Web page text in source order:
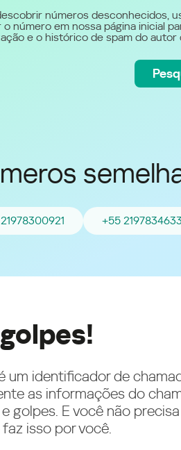
números desconhecidos,
o número em nossa página inicial
e o histórico de spam do autor
+55
um identificador de
as informações do
golpes. E você não
isso por você.